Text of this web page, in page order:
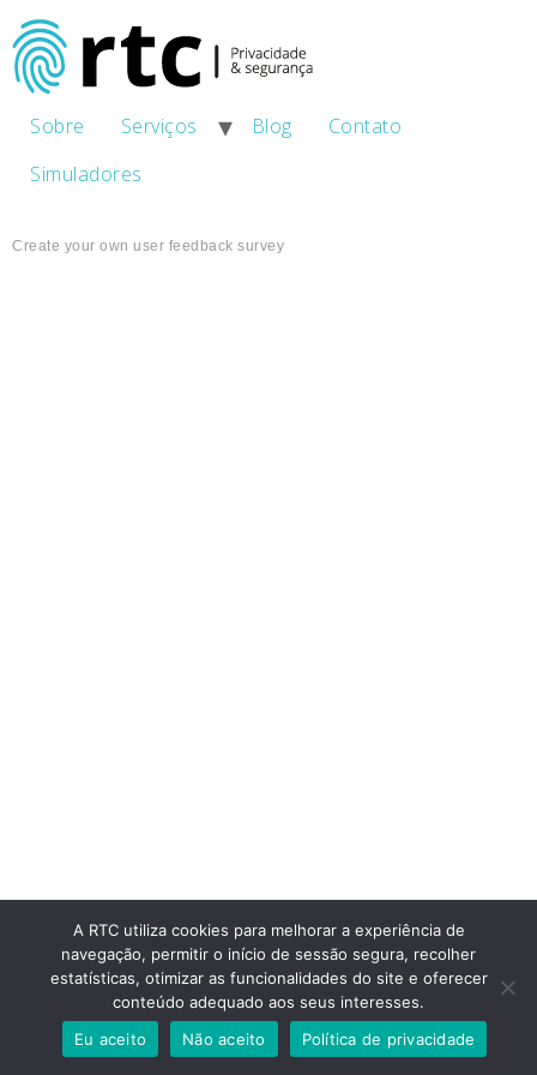
Sobre Serviços Blog
Contato
Simuladores
Create your own user feedback survey
A RTC utiliza cookies para melhorar a experiência de
navegação, permitir o início de sessão segura, recolher
estatísticas, otimizar as funcionalidades do site e oferecer
conteúdo adequado aos seus interesses.
Eu aceito
Não aceito Política de privacidade